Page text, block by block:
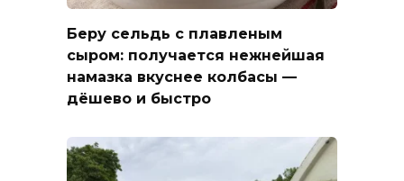
Беру сельдь с плавленым
сыром: получается нежнейшая
намазка вкуснее колбасы —
дёшево и быстро